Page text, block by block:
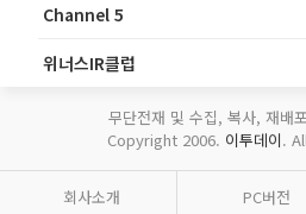
Channel 5
위너스IR클럽
무단전재 및 수집, 복사, 재배
Copyright 2006. 이투데이.
회사소개 PC버전